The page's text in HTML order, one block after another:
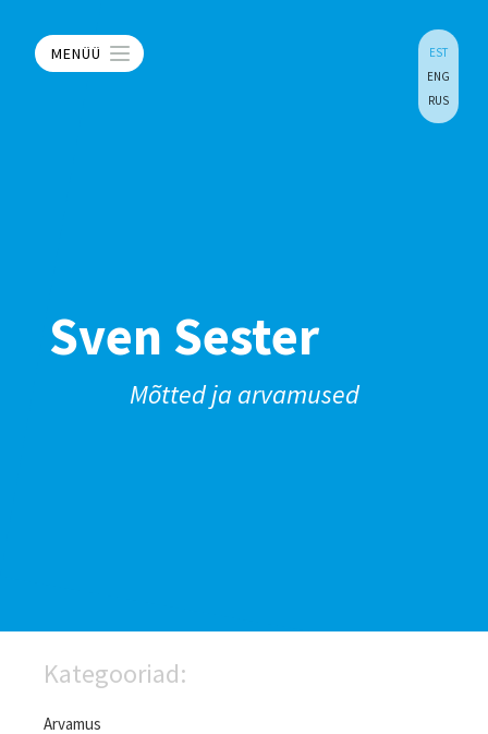
MENÜÜ
EST
ENG
RUS
Sven Sester
Mõtted ja arvamused
Kategooriad:
Arvamus